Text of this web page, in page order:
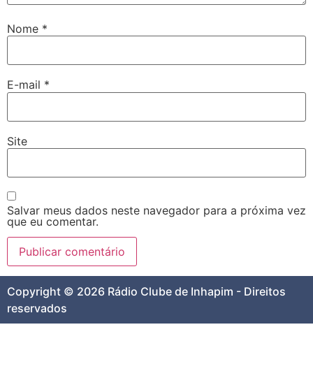
Nome *
E-mail *
Site
Salvar meus dados neste navegador para a próxima vez
que eu comentar.
Copyright © 2026 Rádio Clube de Inhapim - Direitos
reservados